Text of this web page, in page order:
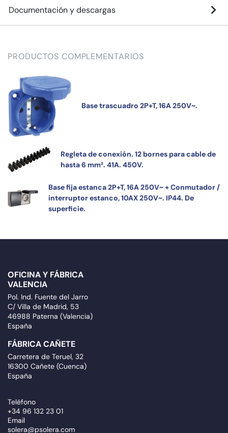
Documentación y descargas
PRODUCTOS COMPLEMENTARIOS
Base trascuadro 2P+T, 16A 250V~.
Regleta de conexión. 12 bornes para cable de
hasta 6 mm². 41A. 450V.
Base fija estanca 2P+T, 16A 250V~ + Conmutador /
interruptor estanco, 10AX 250V~. IP44. De
superficie.
OFICINA Y FÁBRICA
VALENCIA
Pol. Ind. Fuente del Jarro
C/ Villa de Madrid, 53
46988 Paterna (Valencia)
España
FÁBRICA CAÑETE
Carretera de Teruel, 32
16300 Cañete (Cuenca)
España
Teléfono
+34 96 132 23 01
Email
solera@psolera.com